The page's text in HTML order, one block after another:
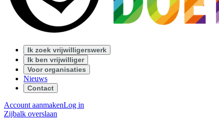
Ik zoek vrijwilligerswerk
Ik ben vrijwilliger
Voor organisaties
Nieuws
Contact
Account aanmakenLog in
Zijbalk overslaan